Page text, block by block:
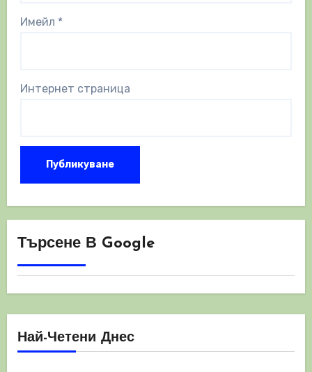
Имейл *
Интернет страница
Търсене В Google
Най-Четени Днес